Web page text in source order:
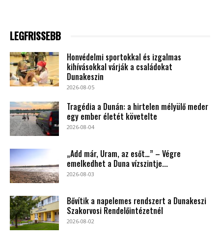
LEGFRISSEBB
Honvédelmi sportokkal és izgalmas
kihívásokkal várják a családokat
Dunakeszin
2026-08-05
Tragédia a Dunán: a hirtelen mélyülő meder
egy ember életét követelte
2026-08-04
„Add már, Uram, az esőt…” – Végre
emelkedhet a Duna vízszintje...
2026-08-03
Bővítik a napelemes rendszert a Dunakeszi
Szakorvosi Rendelőintézetnél
2026-08-02